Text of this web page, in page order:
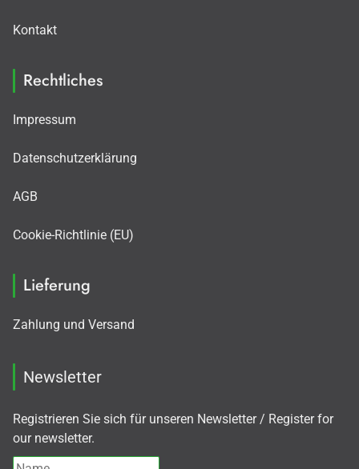
Kontakt
Rechtliches
Impressum
Datenschutzerklärung
AGB
Cookie-Richtlinie (EU)
Lieferung
Zahlung und Versand
Newsletter
Registrieren Sie sich für unseren Newsletter / Register for
our newsletter.